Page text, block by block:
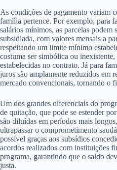
As condições de pagamento variam
família pertence. Por exemplo, para
salários mínimos, as parcelas podem
subsidiada, com valores mensais a
respeitando um limite mínimo
costuma ser simbólica ou
estabelecidas no contrato. Já para
juros são amplamente reduzidos em
mercado convencionais, tornando o
Um dos grandes diferenciais do
de quitação, que pode se estender
são diluídas em períodos mais
ultrapassar o comprometimento
possível graças aos subsídios
acordos realizados com instituições
programa, garantindo que o saldo
justa.